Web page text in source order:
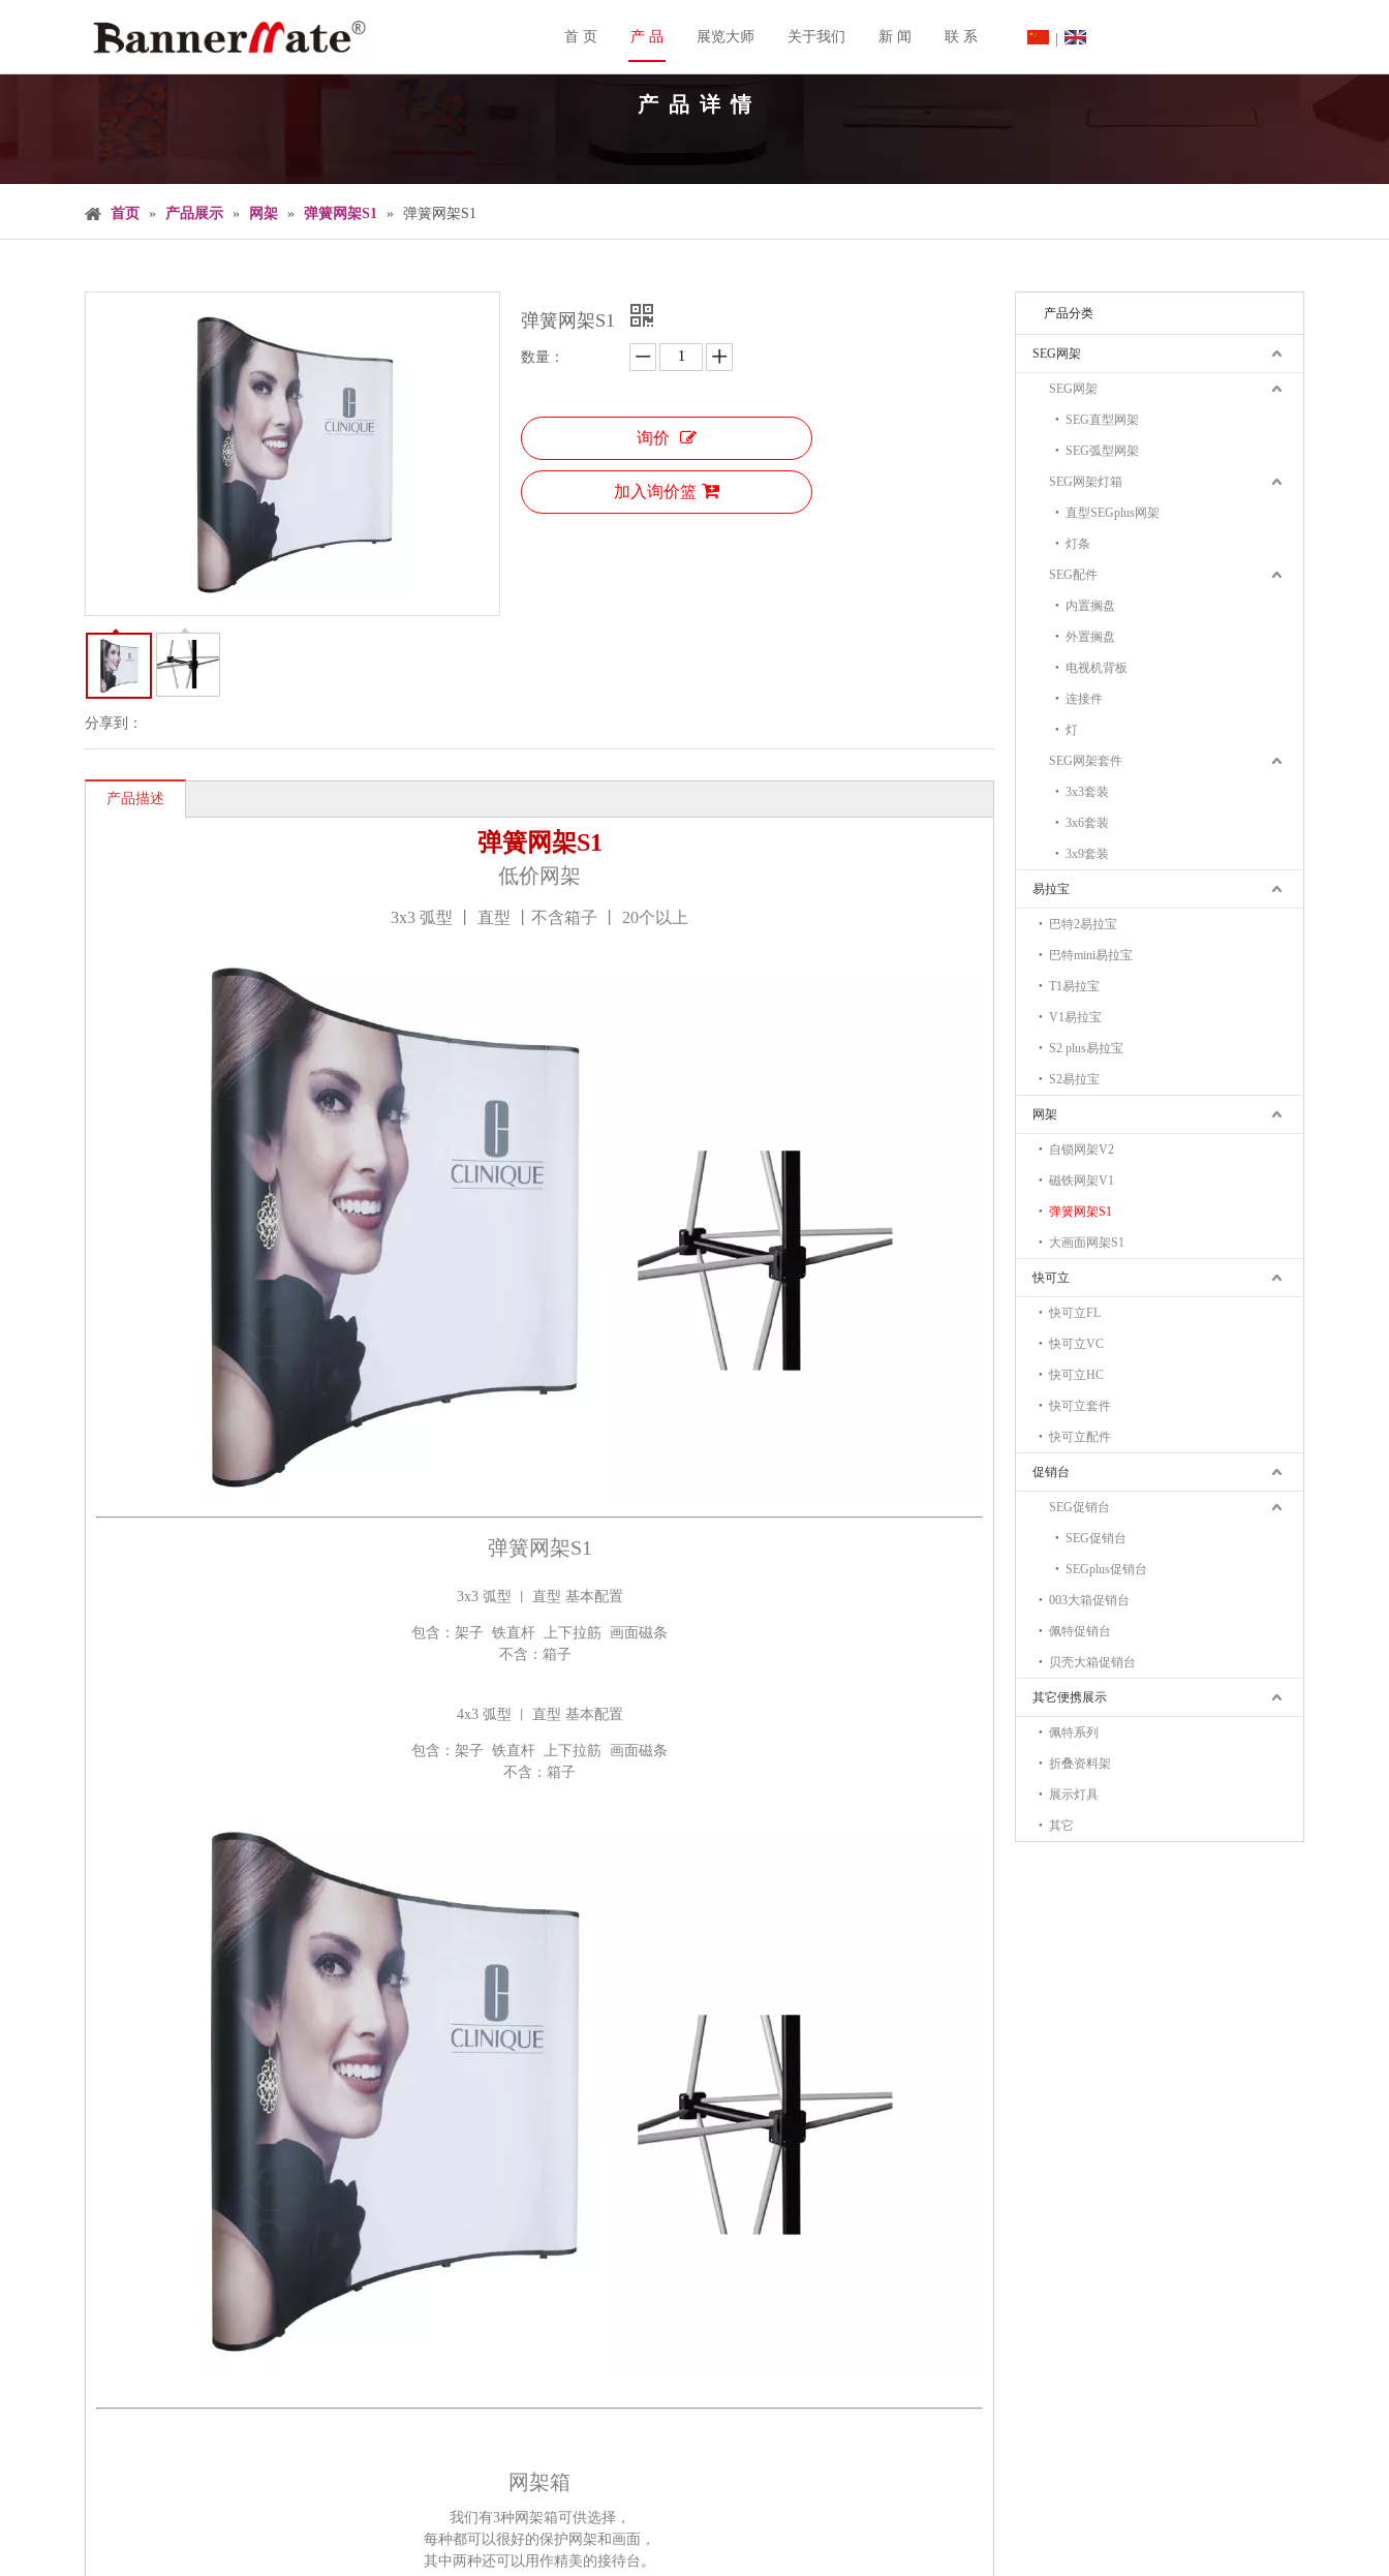
首 页 产 品 展览大师 关于我们 新 闻 联 系
产 品 详 情
首页 » 产品展示 » 网架 » 弹簧网架S1 » 弹簧网架S1
分享到：
弹簧网架S1
数量：
询价
加入询价篮
产品描述
弹簧网架S1
低价网架
3x3 弧型 直型 不含箱子 20个以上
弹簧网架S1
3x3 弧型 直型 基本配置
包含：架子 铁直杆 上下拉筋 画面磁条
不含：箱子
4x3 弧型 直型 基本配置
包含：架子 铁直杆 上下拉筋 画面磁条
不含：箱子
网架箱
我们有3种网架箱可供选择，
每种都可以很好的保护网架和画面，
其中两种还可以用作精美的接待台 。
产品分类
SEG网架
SEG网架
SEG直型网架
SEG弧型网架
SEG网架灯箱
直型SEGplus网架
灯条
SEG配件
内置搁盘
外置搁盘
电视机背板
连接件
灯
SEG网架套件
3x3套装
3x6套装
3x9套装
易拉宝
巴特2易拉宝
巴特mini易拉宝
T1易拉宝
V1易拉宝
S2 plus易拉宝
S2易拉宝
网架
自锁网架V2
磁铁网架V1
弹簧网架S1
大画面网架S1
快可立
快可立FL
快可立VC
快可立HC
快可立套件
快可立配件
促销台
SEG促销台
SEG促销台
SEGplus促销台
003大箱促销台
佩特促销台
贝壳大箱促销台
其它便携展示
佩特系列
折叠资料架
展示灯具
其它